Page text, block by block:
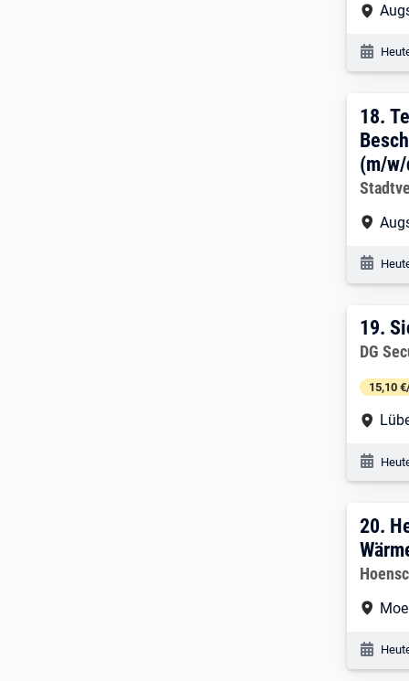
18.
18.
(m/
19.
19.
DG
15,10
20.
20.